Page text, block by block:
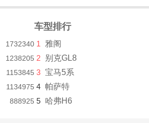
1732340
1238205
1153845
1134975
888925
车型排行
1 雅阁
2 别克GL8
3 宝马5系
4 帕萨特
5 哈弗H6